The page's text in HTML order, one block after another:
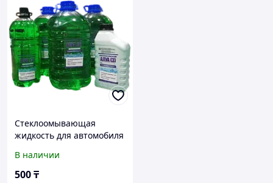
Стеклоомывающая
жидкость для автомобиля
содержит метанол
В наличии
500₸